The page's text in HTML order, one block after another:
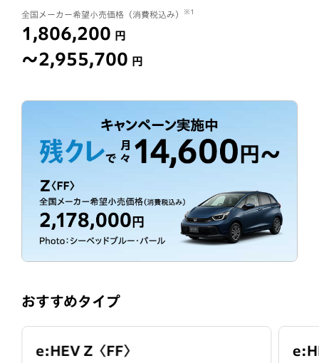
全国メーカー希望小売価格（消費税込み） ※1
1,806,200 円
〜2,955,700 円
おすすめタイプ
e:HEV Z〈 FF〉